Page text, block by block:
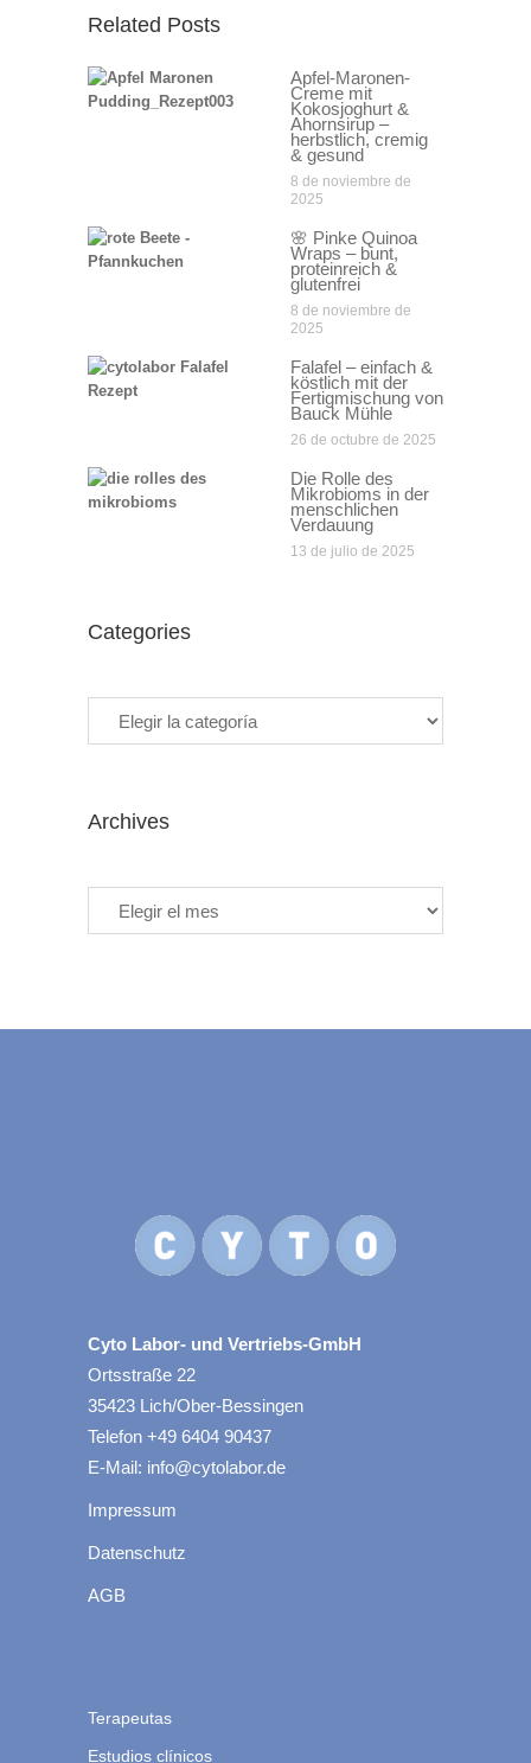
Related Posts
Apfel-Maronen-
Creme mit
Kokosjoghurt &
Ahornsirup –
herbstlich, cremig
& gesund
8 de noviembre de
2025
🌸 Pinke Quinoa
Wraps – bunt,
proteinreich &
glutenfrei
8 de noviembre de
2025
Falafel – einfach &
köstlich mit der
Fertigmischung von
Bauck Mühle
26 de octubre de 2025
Die Rolle des
Mikrobioms in der
menschlichen
Verdauung
13 de julio de 2025
Categories
Archives
Cyto Labor- und Vertriebs-GmbH
Ortsstraße 22
35423 Lich/Ober-Bessingen
Telefon +49 6404 90437
E-Mail: info@cytolabor.de
Impressum
Datenschutz
AGB
Terapeutas
Estudios clínicos